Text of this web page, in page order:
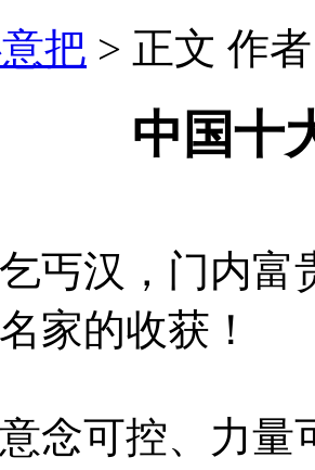
把 > 正文 作
中国十
汉，门内富
家的收获！
可控、力量